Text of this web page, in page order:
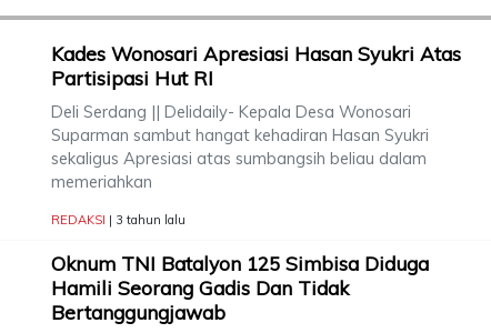
Kades Wonosari Apresiasi Hasan Syukri Atas
Partisipasi Hut RI
Deli Serdang || Delidaily- Kepala Desa Wonosari
Suparman sambut hangat kehadiran Hasan Syukri
sekaligus Apresiasi atas sumbangsih beliau dalam
memeriahkan
REDAKSI | 3 tahun lalu
Oknum TNI Batalyon 125 Simbisa Diduga
Hamili Seorang Gadis Dan Tidak
Bertanggungjawab